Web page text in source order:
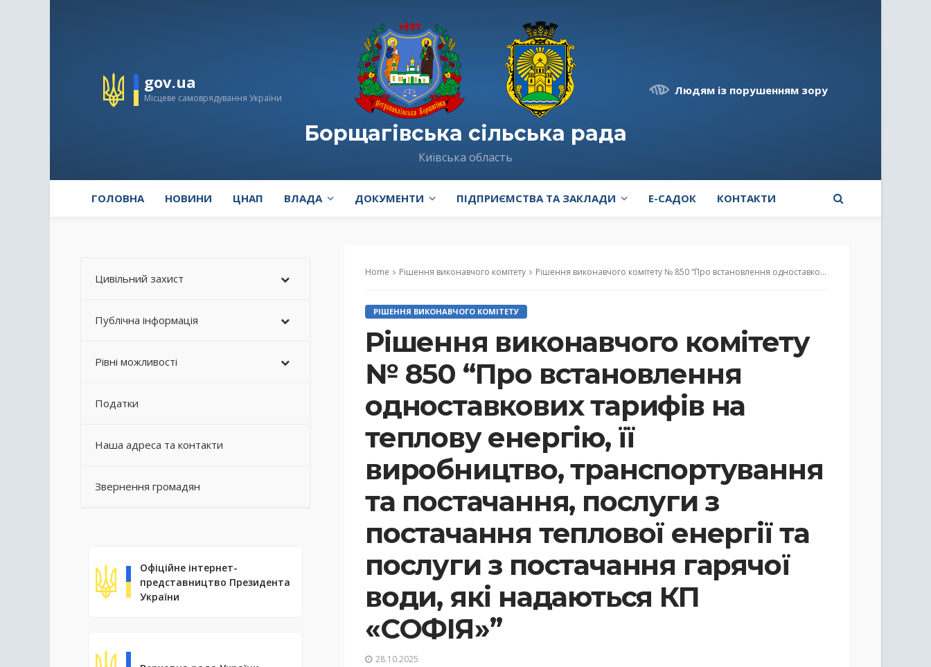
gov.ua
Місцеве самоврядування України
Борщагівська сільська рада
Київська область
Людям із порушенням зору
ГОЛОВНА НОВИНИ ЦНАП ВЛАДА ДОКУМЕНТИ ПІДПРИЄМСТВА ТА ЗАКЛАДИ E-САДОК КОНТАКТИ
Home Рішення виконавчого комітету Рішення виконавчого комітету № 850 “Про встановлення одноставкових тарифів на теплову енергію, її виробництво, транспортування та постачання, послуги з постачання теплової енергії та послуги з постачання гарячої води, які надаються КП «СОФІЯ»”
РІШЕННЯ ВИКОНАВЧОГО КОМІТЕТУ
Рішення виконавчого комітету
№ 850 “Про встановлення
одноставкових тарифів на
теплову енергію, її
виробництво, транспортування
та постачання, послуги з
постачання теплової енергії та
послуги з постачання гарячої
води, які надаються КП
«СОФІЯ»”
28.10.2025
Цивільний захист
Публічна інформація
Рівні можливості
Податки
Наша адреса та контакти
Звернення громадян
Офіційне інтернет-
представництво Президента
України